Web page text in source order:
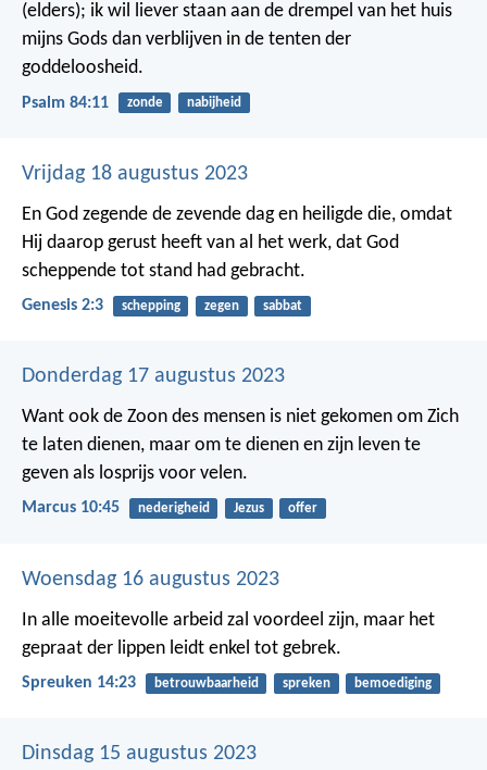
(elders); ik wil liever staan aan de drempel van het huis
mijns Gods dan verblijven in de tenten der
goddeloosheid.
Psalm 84:11 zonde nabijheid
Vrijdag 18 augustus 2023
En God zegende de zevende dag en heiligde die, omdat
Hij daarop gerust heeft van al het werk, dat God
scheppende tot stand had gebracht.
Genesis 2:3 schepping zegen sabbat
Donderdag 17 augustus 2023
Want ook de Zoon des mensen is niet gekomen om Zich
te laten dienen, maar om te dienen en zijn leven te
geven als losprijs voor velen.
Marcus 10:45 nederigheid Jezus offer
Woensdag 16 augustus 2023
In alle moeitevolle arbeid zal voordeel zijn, maar het
gepraat der lippen leidt enkel tot gebrek.
Spreuken 14:23 betrouwbaarheid spreken bemoediging
Dinsdag 15 augustus 2023